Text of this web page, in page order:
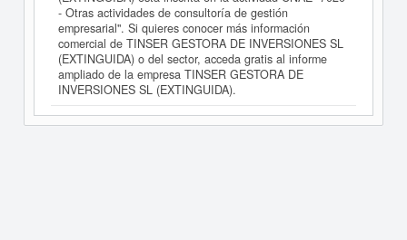
- Otras actividades de consultoría de gestión
empresarial". Si quieres conocer más información
comercial de TINSER GESTORA DE INVERSIONES SL
(EXTINGUIDA) o del sector, acceda gratis al informe
ampliado de la empresa TINSER GESTORA DE
INVERSIONES SL (EXTINGUIDA).